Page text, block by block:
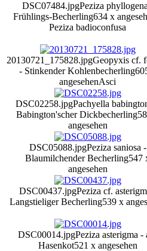
DSC07484.jpgPeziza
Frühlings-Becherling634 x
Peziza badioconfusa
20130721_175828.jpgGeopyxis cf.
- Stinkender Kohlenbecherling
angesehenAsci
DSC02258.jpgPachyella
Babington'scher Dickbecherling
angesehen
DSC05088.jpgPeziza saniosa -
Blaumilchender Becherling547
angesehen
DSC00437.jpgPeziza cf.
Langstieliger Becherling539 x
DSC00014.jpgPeziza asterigma -
Hasenkot521 x angesehen